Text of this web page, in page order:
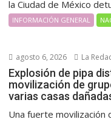
la Ciudad de México
INFORMACIÓN GENERAL
agosto 6, 2026 La
Explosión de pipa
movilización de
varias casas
Una fuerte movilización